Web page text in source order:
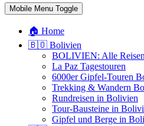
Mobile Menu Toggle
🏠 Home
🇧🇴 Bolivien
BOLIVIEN: Alle
La Paz Tagestouren
6000er Gipfel-Touren
Trekking & Wandern
Rundreisen in Bolivien
Tour-Bausteine in
Gipfel und Berge in